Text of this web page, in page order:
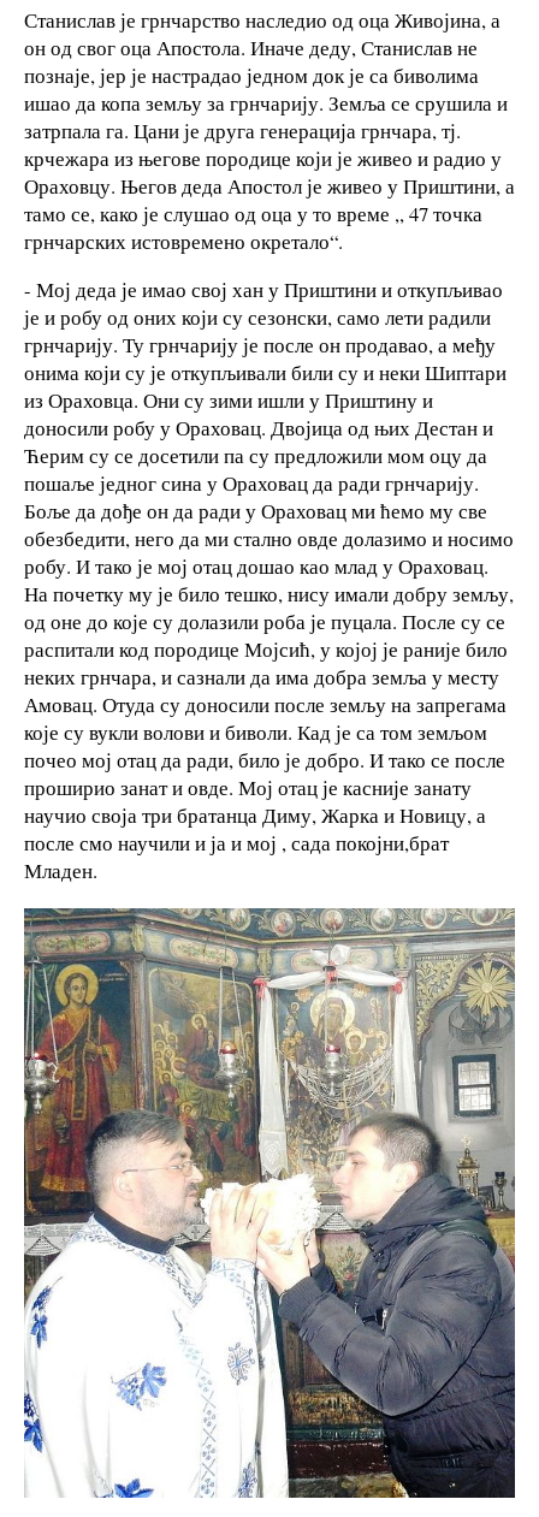
Станислав је грнчарство наследио од оца Живојина, а
он од свог оца Апостола. Иначе деду, Станислав не
познаје, јер је настрадао једном док је са биволима
ишао да копа земљу за грнчарију. Земља се срушила и
затрпала га. Цани је друга генерација грнчара, тј.
крчежара из његове породице који је живео и радио у
Ораховцу. Његов деда Апостол је живео у Приштини, а
тамо се, како је слушао од оца у то време ,, 47 точка
грнчарских истовремено окретало“.
- Мој деда је имао свој хан у Приштини и откупљивао
је и робу од оних који су сезонски, само лети радили
грнчарију. Ту грнчарију је после он продавао, а међу
онима који су је откупљивали били су и неки Шиптари
из Ораховца. Они су зими ишли у Приштину и
доносили робу у Ораховац. Двојица од њих Дестан и
Ћерим су се досетили па су предложили мом оцу да
пошаље једног сина у Ораховац да ради грнчарију.
Боље да дође он да ради у Ораховац ми ћемо му све
обезбедити, него да ми стално овде долазимо и носимо
робу. И тако је мој отац дошао као млад у Ораховац.
На почетку му је било тешко, нису имали добру земљу,
од оне до које су долазили роба је пуцала. После су се
распитали код породице Мојсић, у којој је раније било
неких грнчара, и сазнали да има добра земља у месту
Амовац. Отуда су доносили после земљу на запрегама
које су вукли волови и биволи. Кад је са том земљом
почео мој отац да ради, било је добро. И тако се после
проширио занат и овде. Мој отац је касније занату
научио своја три братанца Диму, Жарка и Новицу, а
после смо научили и ја и мој , сада покојни,брат
Младен.